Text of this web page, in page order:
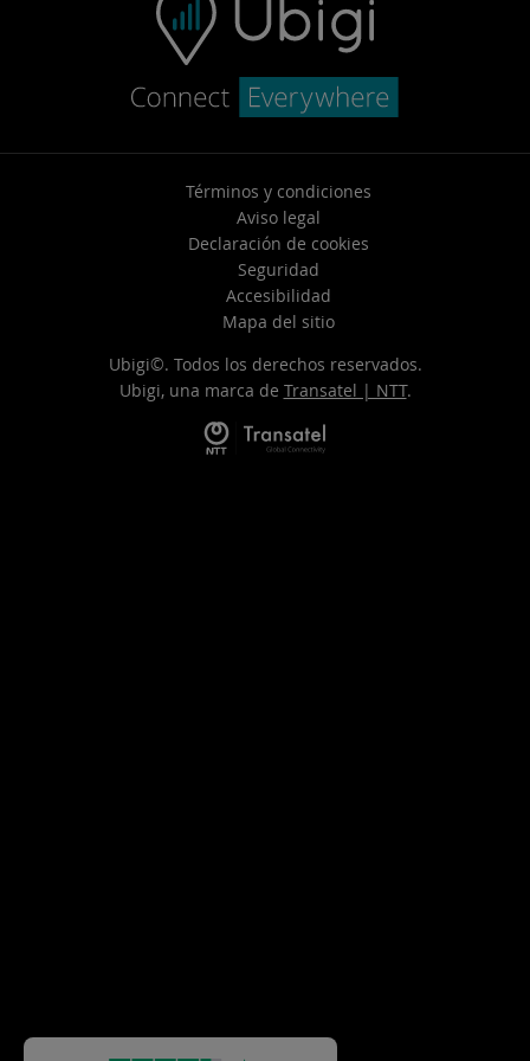
Términos y condiciones
Aviso legal
Declaración de cookies
Seguridad
Accesibilidad
Mapa del sitio
Ubigi©. Todos los derechos reservados.
Ubigi, una marca de Transatel | NTT.